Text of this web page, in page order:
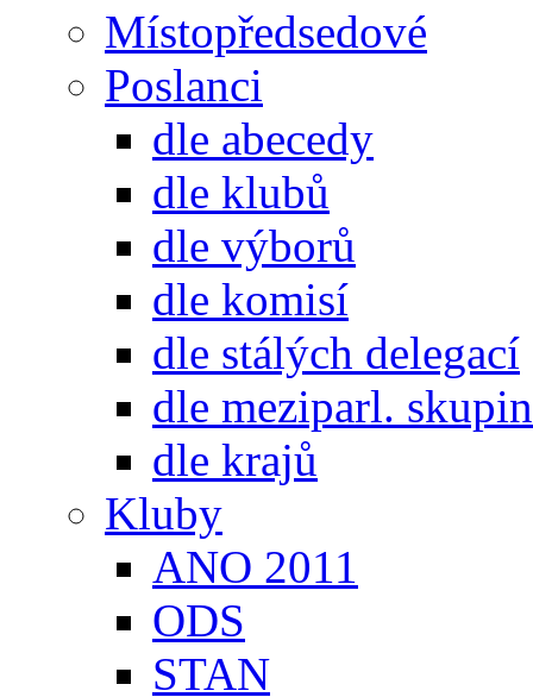
Místopředsedové
Poslanci
dle abecedy
dle klubů
dle výborů
dle komisí
dle stálých delegací
dle meziparl. skupin
dle krajů
Kluby
ANO 2011
ODS
STAN